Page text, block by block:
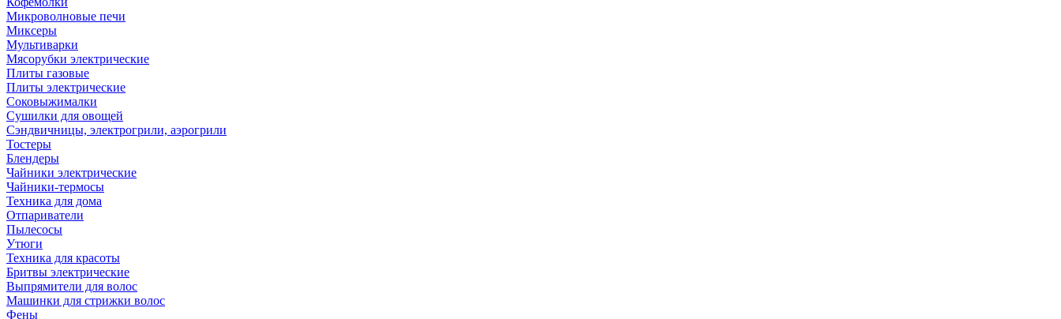
Микроволновые печи
Миксеры
Мультиварки
Мясорубки электрические
Плиты газовые
Плиты электрические
Соковыжималки
Сушилки для овощей
Сэндвичницы, электрогрили, аэрогрили
Тостеры
Блендеры
Чайники электрические
Чайники-термосы
Техника для дома
Отпариватели
Пылесосы
Утюги
Техника для красоты
Бритвы электрические
Выпрямители для волос
Машинки для стрижки волос
Фены